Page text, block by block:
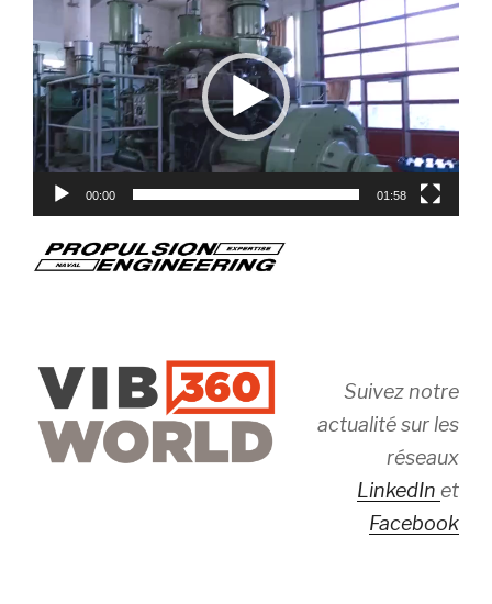
00:00 01:58
Suivez notre
actualité sur les
réseaux
LinkedIn et
Facebook